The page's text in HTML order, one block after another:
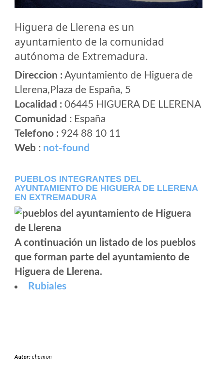
Higuera de Llerena es un
ayuntamiento de la comunidad
autónoma de Extremadura.
Direccion :Ayuntamiento de Higuera de
Llerena,Plaza de España, 5
Localidad : 06445 HIGUERA DE LLERENA
Comunidad : España
Telefono : 924 88 10 11
Web : not-found
PUEBLOS INTEGRANTES DEL
AYUNTAMIENTO DE HIGUERA DE LLERENA
EN EXTREMADURA
A continuación un listado de los pueblos
que forman parte del ayuntamiento de
Higuera de Llerena.
Rubiales
Autor:chomon